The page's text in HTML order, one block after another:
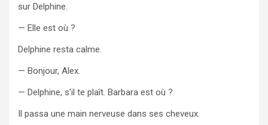
sur Delphine.
— Elle est où ?
Delphine resta calme.
— Bonjour, Alex.
— Delphine, s’il te plaît. Barbara est où ?
Il passa une main nerveuse dans ses cheveux.